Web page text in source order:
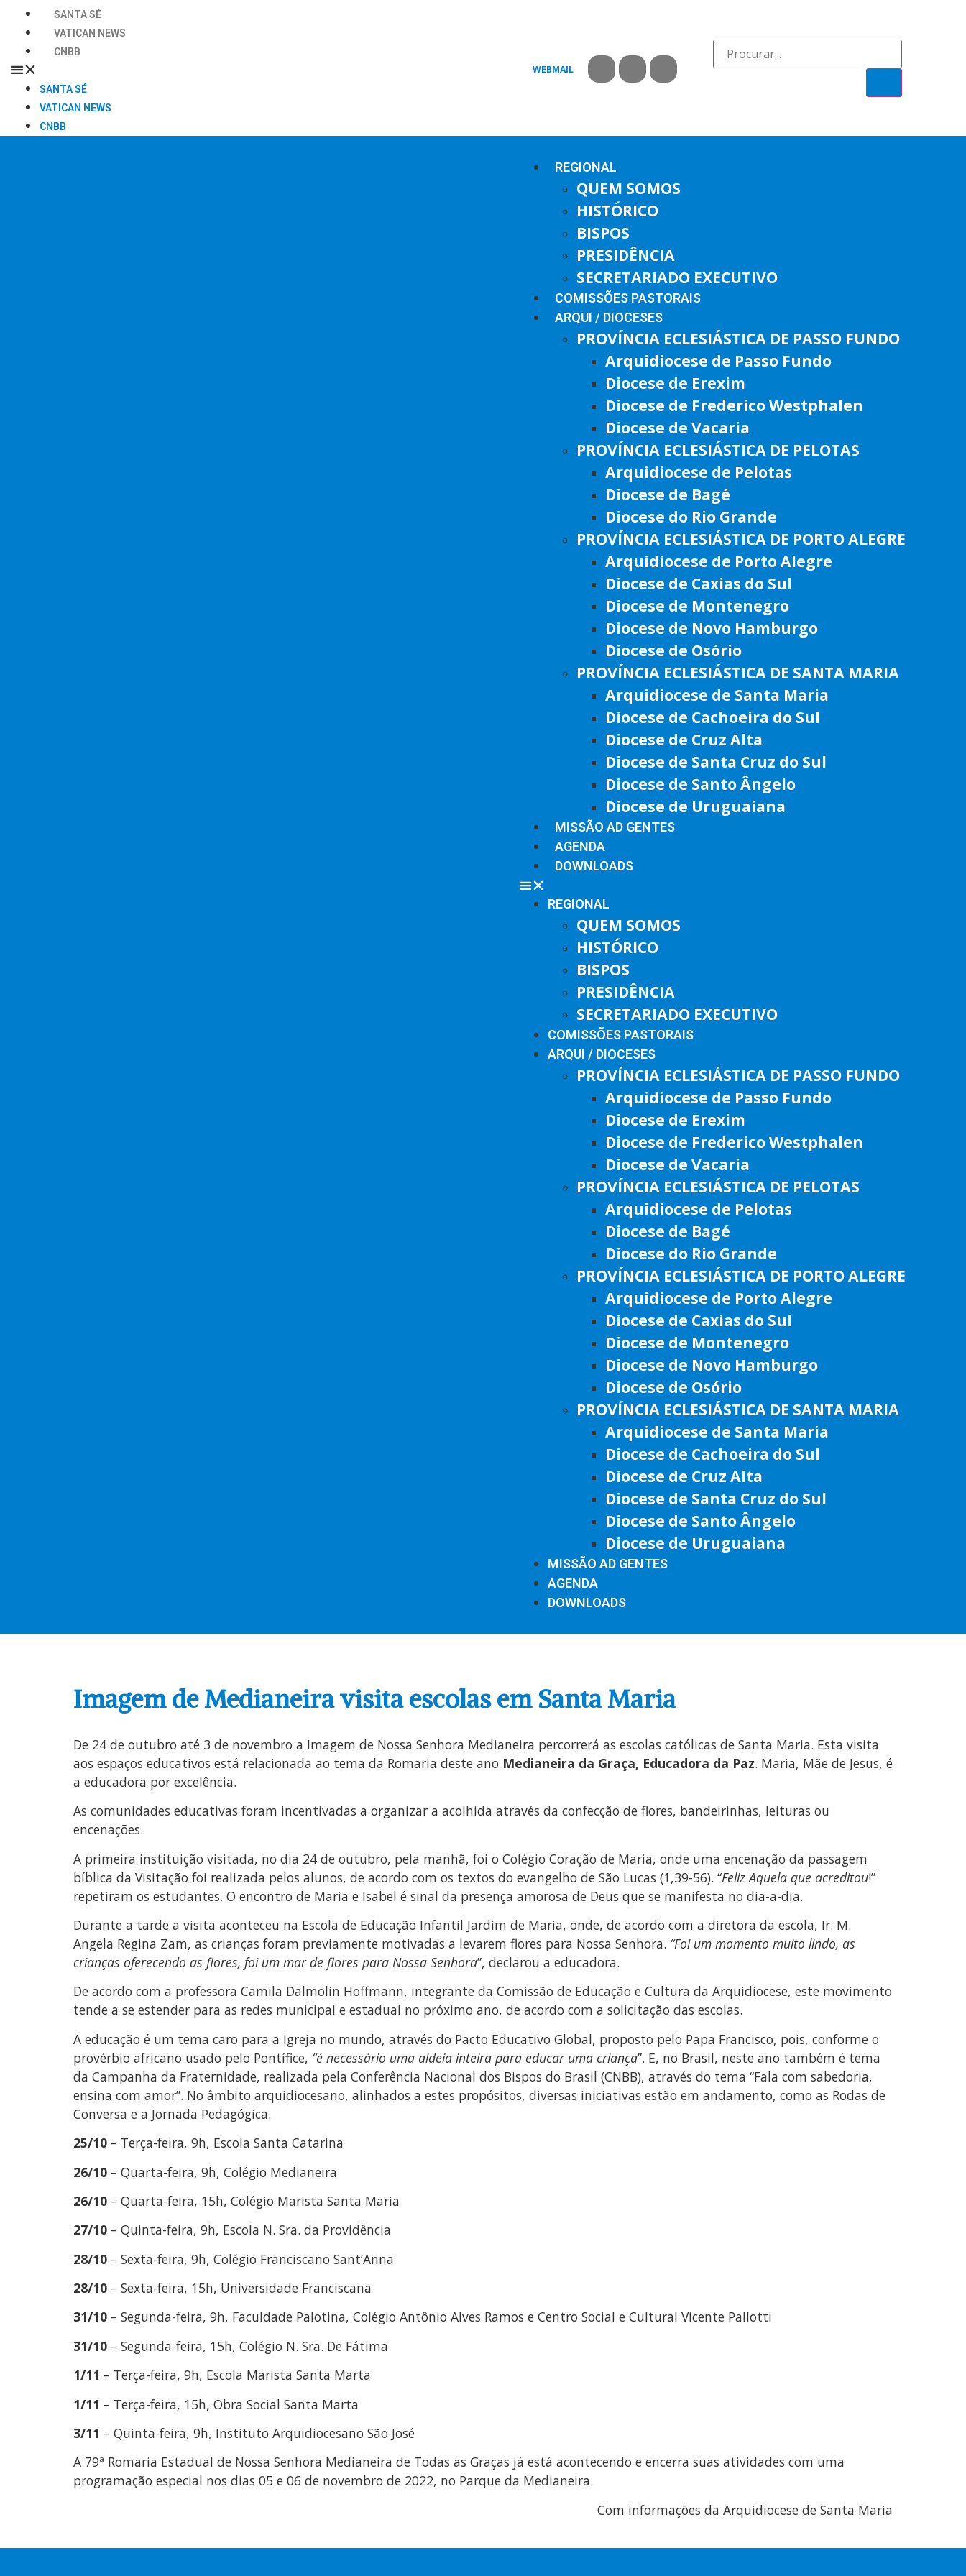
SANTA SÉ
VATICAN NEWS
CNBB
SANTA SÉ
VATICAN NEWS
CNBB
WEBMAIL
REGIONAL
QUEM SOMOS
HISTÓRICO
BISPOS
PRESIDÊNCIA
SECRETARIADO EXECUTIVO
COMISSÕES PASTORAIS
ARQUI / DIOCESES
PROVÍNCIA ECLESIÁSTICA DE PASSO FUNDO
Arquidiocese de Passo Fundo
Diocese de Erexim
Diocese de Frederico Westphalen
Diocese de Vacaria
PROVÍNCIA ECLESIÁSTICA DE PELOTAS
Arquidiocese de Pelotas
Diocese de Bagé
Diocese do Rio Grande
PROVÍNCIA ECLESIÁSTICA DE PORTO ALEGRE
Arquidiocese de Porto Alegre
Diocese de Caxias do Sul
Diocese de Montenegro
Diocese de Novo Hamburgo
Diocese de Osório
PROVÍNCIA ECLESIÁSTICA DE SANTA MARIA
Arquidiocese de Santa Maria
Diocese de Cachoeira do Sul
Diocese de Cruz Alta
Diocese de Santa Cruz do Sul
Diocese de Santo Ângelo
Diocese de Uruguaiana
MISSÃO AD GENTES
AGENDA
DOWNLOADS
REGIONAL
QUEM SOMOS
HISTÓRICO
BISPOS
PRESIDÊNCIA
SECRETARIADO EXECUTIVO
COMISSÕES PASTORAIS
ARQUI / DIOCESES
PROVÍNCIA ECLESIÁSTICA DE PASSO FUNDO
Arquidiocese de Passo Fundo
Diocese de Erexim
Diocese de Frederico Westphalen
Diocese de Vacaria
PROVÍNCIA ECLESIÁSTICA DE PELOTAS
Arquidiocese de Pelotas
Diocese de Bagé
Diocese do Rio Grande
PROVÍNCIA ECLESIÁSTICA DE PORTO ALEGRE
Arquidiocese de Porto Alegre
Diocese de Caxias do Sul
Diocese de Montenegro
Diocese de Novo Hamburgo
Diocese de Osório
PROVÍNCIA ECLESIÁSTICA DE SANTA MARIA
Arquidiocese de Santa Maria
Diocese de Cachoeira do Sul
Diocese de Cruz Alta
Diocese de Santa Cruz do Sul
Diocese de Santo Ângelo
Diocese de Uruguaiana
MISSÃO AD GENTES
AGENDA
DOWNLOADS
Imagem de Medianeira visita escolas em Santa Maria
De 24 de outubro até 3 de novembro a Imagem de Nossa Senhora Medianeira percorrerá as escolas católicas de Santa Maria. Esta visita
aos espaços educativos está relacionada ao tema da Romaria deste ano Medianeira da Graça, Educadora da Paz. Maria, Mãe de Jesus, é
a educadora por excelência.
As comunidades educativas foram incentivadas a organizar a acolhida através da confecção de flores, bandeirinhas, leituras ou
encenações.
A primeira instituição visitada, no dia 24 de outubro, pela manhã, foi o Colégio Coração de Maria, onde uma encenação da passagem
bíblica da Visitação foi realizada pelos alunos, de acordo com os textos do evangelho de São Lucas (1,39-56). “Feliz Aquela que acreditou!”
repetiram os estudantes. O encontro de Maria e Isabel é sinal da presença amorosa de Deus que se manifesta no dia-a-dia.
Durante a tarde a visita aconteceu na Escola de Educação Infantil Jardim de Maria, onde, de acordo com a diretora da escola, Ir. M.
Angela Regina Zam, as crianças foram previamente motivadas a levarem flores para Nossa Senhora. “Foi um momento muito lindo, as
crianças oferecendo as flores, foi um mar de flores para Nossa Senhora”, declarou a educadora.
De acordo com a professora Camila Dalmolin Hoffmann, integrante da Comissão de Educação e Cultura da Arquidiocese, este movimento
tende a se estender para as redes municipal e estadual no próximo ano, de acordo com a solicitação das escolas.
A educação é um tema caro para a Igreja no mundo, através do Pacto Educativo Global, proposto pelo Papa Francisco, pois, conforme o
provérbio africano usado pelo Pontífice, “é necessário uma aldeia inteira para educar uma criança”. E, no Brasil, neste ano também é tema
da Campanha da Fraternidade, realizada pela Conferência Nacional dos Bispos do Brasil (CNBB), através do tema “Fala com sabedoria,
ensina com amor”. No âmbito arquidiocesano, alinhados a estes propósitos, diversas iniciativas estão em andamento, como as Rodas de
Conversa e a Jornada Pedagógica.
25/10 – Terça-feira, 9h, Escola Santa Catarina
26/10 – Quarta-feira, 9h, Colégio Medianeira
26/10 – Quarta-feira, 15h, Colégio Marista Santa Maria
27/10 – Quinta-feira, 9h, Escola N. Sra. da Providência
28/10 – Sexta-feira, 9h, Colégio Franciscano Sant’Anna
28/10 – Sexta-feira, 15h, Universidade Franciscana
31/10 – Segunda-feira, 9h, Faculdade Palotina, Colégio Antônio Alves Ramos e Centro Social e Cultural Vicente Pallotti
31/10 – Segunda-feira, 15h, Colégio N. Sra. De Fátima
1/11 – Terça-feira, 9h, Escola Marista Santa Marta
1/11 – Terça-feira, 15h, Obra Social Santa Marta
3/11 – Quinta-feira, 9h, Instituto Arquidiocesano São José
A 79ª Romaria Estadual de Nossa Senhora Medianeira de Todas as Graças já está acontecendo e encerra suas atividades com uma
programação especial nos dias 05 e 06 de novembro de 2022, no Parque da Medianeira.
Com informações da Arquidiocese de Santa Maria